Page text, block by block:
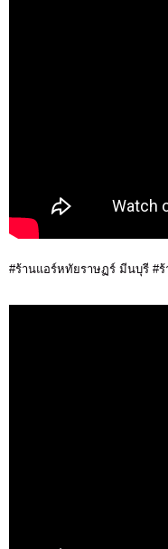
#ร้านแอร์หทัยราษฏร์ มีนบุรี #